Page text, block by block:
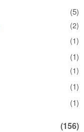
(5)
(2)
(1)
(1)
(1)
(1)
(1)
(156)